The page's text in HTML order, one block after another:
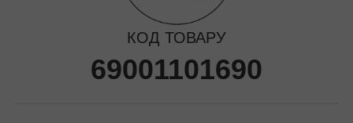
КОД ТОВАРУ
69001101690